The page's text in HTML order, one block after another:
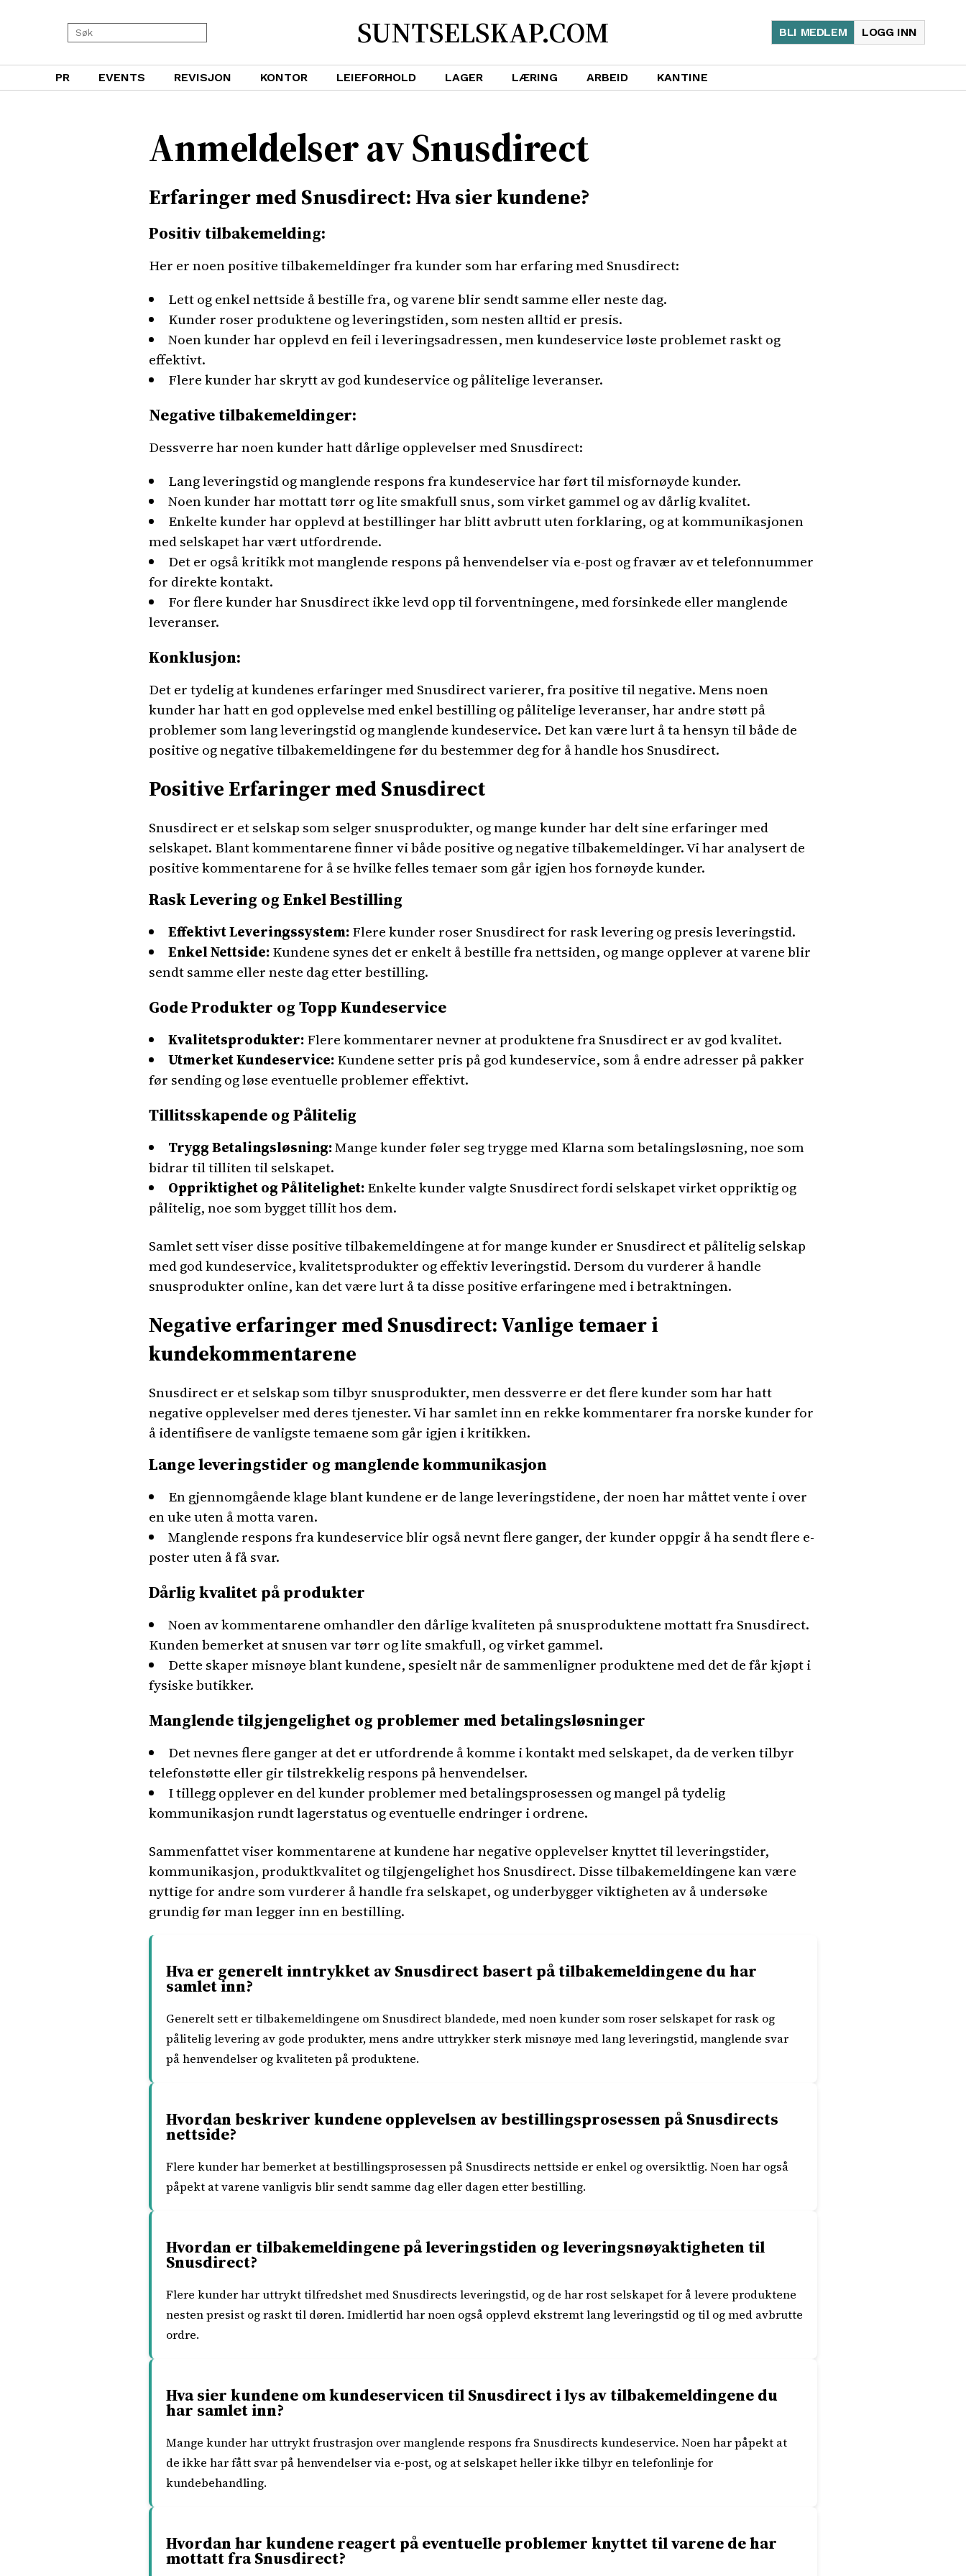
SUNTSELSKAP.COM LOGG INN
BLI MEDLEM
PR EVENTS REVISJON KONTOR LEIEFORHOLD LAGER LÆRING ARBEID KANTINE
Anmeldelser av Snusdirect
Erfaringer med Snusdirect: Hva sier kundene?
Positiv tilbakemelding:
Her er noen positive tilbakemeldinger fra kunder som har erfaring med Snusdirect:
Lett og enkel nettside å bestille fra, og varene blir sendt samme eller neste dag.
Kunder roser produktene og leveringstiden, som nesten alltid er presis.
Noen kunder har opplevd en feil i leveringsadressen, men kundeservice løste problemet raskt og
effektivt.
Flere kunder har skrytt av god kundeservice og pålitelige leveranser.
Negative tilbakemeldinger:
Dessverre har noen kunder hatt dårlige opplevelser med Snusdirect:
Lang leveringstid og manglende respons fra kundeservice har ført til misfornøyde kunder.
Noen kunder har mottatt tørr og lite smakfull snus, som virket gammel og av dårlig kvalitet.
Enkelte kunder har opplevd at bestillinger har blitt avbrutt uten forklaring, og at kommunikasjonen
med selskapet har vært utfordrende.
Det er også kritikk mot manglende respons på henvendelser via e-post og fravær av et telefonnummer
for direkte kontakt.
For flere kunder har Snusdirect ikke levd opp til forventningene, med forsinkede eller manglende
leveranser.
Konklusjon:
Det er tydelig at kundenes erfaringer med Snusdirect varierer, fra positive til negative. Mens noen
kunder har hatt en god opplevelse med enkel bestilling og pålitelige leveranser, har andre støtt på
problemer som lang leveringstid og manglende kundeservice. Det kan være lurt å ta hensyn til både de
positive og negative tilbakemeldingene før du bestemmer deg for å handle hos Snusdirect.
Positive Erfaringer med Snusdirect
Snusdirect er et selskap som selger snusprodukter, og mange kunder har delt sine erfaringer med
selskapet. Blant kommentarene finner vi både positive og negative tilbakemeldinger. Vi har analysert de
positive kommentarene for å se hvilke felles temaer som går igjen hos fornøyde kunder.
Rask Levering og Enkel Bestilling
Effektivt Leveringssystem:Flere kunder roser Snusdirect for rask levering og presis leveringstid.
Enkel Nettside:Kundene synes det er enkelt å bestille fra nettsiden, og mange opplever at varene blir
sendt samme eller neste dag etter bestilling.
Gode Produkter og Topp Kundeservice
Kvalitetsprodukter:Flere kommentarer nevner at produktene fra Snusdirect er av god kvalitet.
Utmerket Kundeservice:Kundene setter pris på god kundeservice, som å endre adresser på pakker
før sending og løse eventuelle problemer effektivt.
Tillitsskapende og Pålitelig
Trygg Betalingsløsning:Mange kunder føler seg trygge med Klarna som betalingsløsning, noe som
bidrar til tilliten til selskapet.
Oppriktighet og Pålitelighet:Enkelte kunder valgte Snusdirect fordi selskapet virket oppriktig og
pålitelig, noe som bygget tillit hos dem.
Samlet sett viser disse positive tilbakemeldingene at for mange kunder er Snusdirect et pålitelig selskap
med god kundeservice, kvalitetsprodukter og effektiv leveringstid. Dersom du vurderer å handle
snusprodukter online, kan det være lurt å ta disse positive erfaringene med i betraktningen.
Negative erfaringer med Snusdirect: Vanlige temaer i
kundekommentarene
Snusdirect er et selskap som tilbyr snusprodukter, men dessverre er det flere kunder som har hatt
negative opplevelser med deres tjenester. Vi har samlet inn en rekke kommentarer fra norske kunder for
å identifisere de vanligste temaene som går igjen i kritikken.
Lange leveringstider og manglende kommunikasjon
En gjennomgående klage blant kundene er de lange leveringstidene, der noen har måttet vente i over
en uke uten å motta varen.
Manglende respons fra kundeservice blir også nevnt flere ganger, der kunder oppgir å ha sendt flere e-
poster uten å få svar.
Dårlig kvalitet på produkter
Noen av kommentarene omhandler den dårlige kvaliteten på snusproduktene mottatt fra Snusdirect.
Kunden bemerket at snusen var tørr og lite smakfull, og virket gammel.
Dette skaper misnøye blant kundene, spesielt når de sammenligner produktene med det de får kjøpt i
fysiske butikker.
Manglende tilgjengelighet og problemer med betalingsløsninger
Det nevnes flere ganger at det er utfordrende å komme i kontakt med selskapet, da de verken tilbyr
telefonstøtte eller gir tilstrekkelig respons på henvendelser.
I tillegg opplever en del kunder problemer med betalingsprosessen og mangel på tydelig
kommunikasjon rundt lagerstatus og eventuelle endringer i ordrene.
Sammenfattet viser kommentarene at kundene har negative opplevelser knyttet til leveringstider,
kommunikasjon, produktkvalitet og tilgjengelighet hos Snusdirect. Disse tilbakemeldingene kan være
nyttige for andre som vurderer å handle fra selskapet, og underbygger viktigheten av å undersøke
grundig før man legger inn en bestilling.
Hva er generelt inntrykket av Snusdirect basert på tilbakemeldingene du har
samlet inn?
Generelt sett er tilbakemeldingene om Snusdirect blandede, med noen kunder som roser selskapet for rask og
pålitelig levering av gode produkter, mens andre uttrykker sterk misnøye med lang leveringstid, manglende svar
på henvendelser og kvaliteten på produktene.
Hvordan beskriver kundene opplevelsen av bestillingsprosessen på Snusdirects
nettside?
Flere kunder har bemerket at bestillingsprosessen på Snusdirects nettside er enkel og oversiktlig. Noen har også
påpekt at varene vanligvis blir sendt samme dag eller dagen etter bestilling.
Hvordan er tilbakemeldingene på leveringstiden og leveringsnøyaktigheten til
Snusdirect?
Flere kunder har uttrykt tilfredshet med Snusdirects leveringstid, og de har rost selskapet for å levere produktene
nesten presist og raskt til døren. Imidlertid har noen også opplevd ekstremt lang leveringstid og til og med avbrutte
ordre.
Hva sier kundene om kundeservicen til Snusdirect i lys av tilbakemeldingene du
har samlet inn?
Mange kunder har uttrykt frustrasjon over manglende respons fra Snusdirects kundeservice. Noen har påpekt at
de ikke har fått svar på henvendelser via e-post, og at selskapet heller ikke tilbyr en telefonlinje for
kundebehandling.
Hvordan har kundene reagert på eventuelle problemer knyttet til varene de har
mottatt fra Snusdirect?